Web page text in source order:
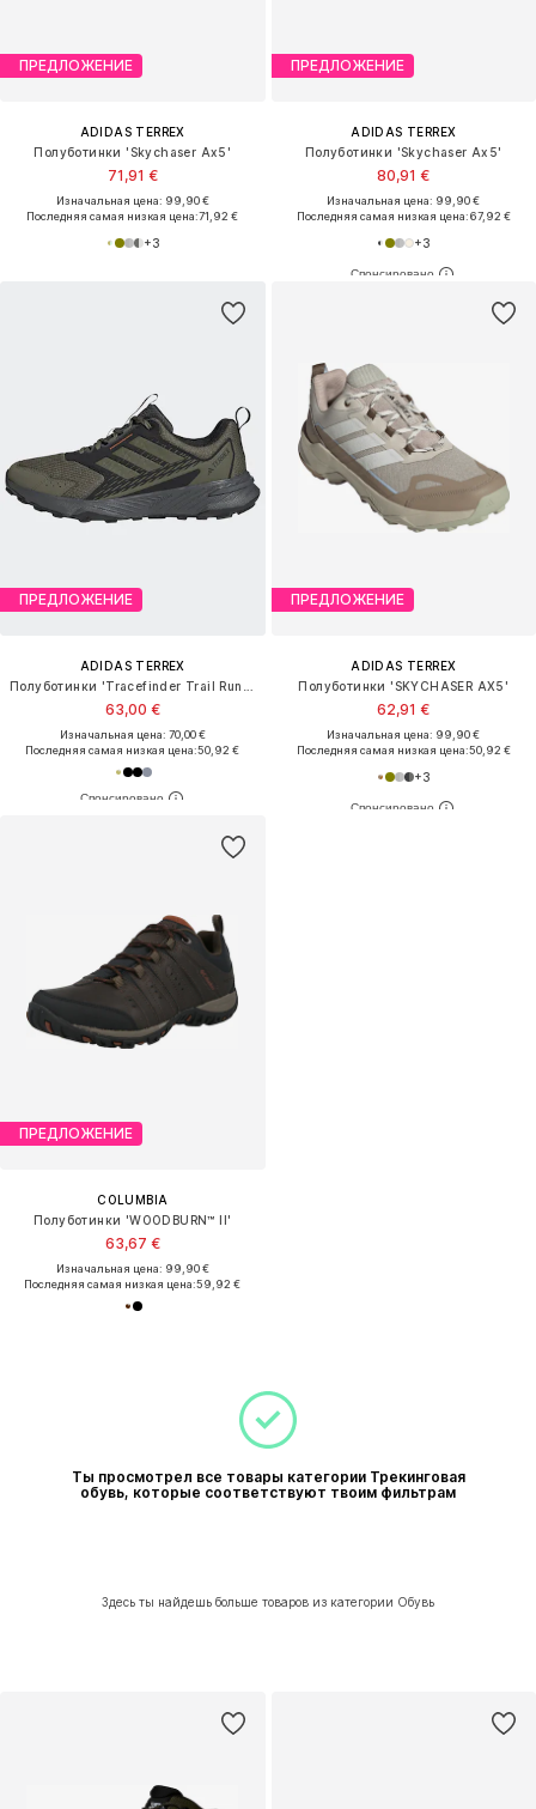
ПРЕДЛОЖЕНИЕ
ADIDAS TERREX
Полуботинки 'Skychaser Ax5'
71,91 €
Изначальная цена: 99,90 €
Последняя самая низкая цена:71,92 €
+3
ПРЕДЛОЖЕНИЕ
ADIDAS TERREX
Полуботинки 'Skychaser Ax5'
80,91 €
Изначальная цена: 99,90 €
Последняя самая низкая цена:67,92 €
+3
ПРЕДЛОЖЕНИЕ
ADIDAS TERREX
63,00 €
Изначальная цена: 70,00 €
Последняя самая низкая цена:50,92 €
ПРЕДЛОЖЕНИЕ
ADIDAS TERREX
Полуботинки 'SKYCHASER AX5'
62,91 €
Изначальная цена: 99,90 €
Последняя самая низкая цена:50,92 €
+3
ПРЕДЛОЖЕНИЕ
COLUMBIA
Полуботинки 'WOODBURN™ II'
63,67 €
Изначальная цена: 99,90 €
Последняя самая низкая цена:59,92 €
Ты просмотрел все товары категории Трекинговая
обувь, которые соответствуют твоим фильтрам
Здесь ты найдешь больше товаров из категории Обувь